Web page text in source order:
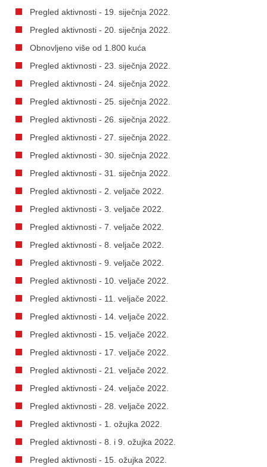
Pregled aktivnosti - 19. siječnja 2022.
Pregled aktivnosti - 20. siječnja 2022.
Obnovljeno više od 1.800 kuća
Pregled aktivnosti - 23. siječnja 2022.
Pregled aktivnosti - 24. siječnja 2022.
Pregled aktivnosti - 25. siječnja 2022.
Pregled aktivnosti - 26. siječnja 2022.
Pregled aktivnosti - 27. siječnja 2022.
Pregled aktivnosti - 30. siječnja 2022.
Pregled aktivnosti - 31. siječnja 2022.
Pregled aktivnosti - 2. veljače 2022.
Pregled aktivnosti - 3. veljače 2022.
Pregled aktivnosti - 7. veljače 2022.
Pregled aktivnosti - 8. veljače 2022.
Pregled aktivnosti - 9. veljače 2022.
Pregled aktivnosti - 10. veljače 2022.
Pregled aktivnosti - 11. veljače 2022.
Pregled aktivnosti - 14. veljače 2022.
Pregled aktivnosti - 15. veljače 2022.
Pregled aktivnosti - 17. veljače 2022.
Pregled aktivnosti - 21. veljače 2022.
Pregled aktivnosti - 24. veljače 2022.
Pregled aktivnosti - 28. veljače 2022.
Pregled aktivnosti - 1. ožujka 2022.
Pregled aktivnosti - 8. i 9. ožujka 2022.
Pregled aktivnosti - 15. ožujka 2022.